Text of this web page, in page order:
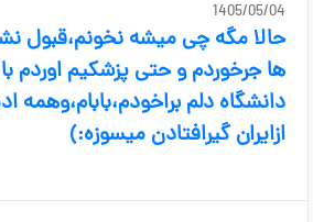
1405/05/04
حالا مگه چی میشه نخونم،قبول
ها جرخوردم و حتی پزشکیم اوردم
دانشگاه دلم براخودم،بابام،وهمه
ازایران گیرافتادن میسوزه:)